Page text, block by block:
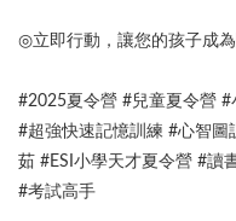
◎立即行動，讓您的孩子成
#2025夏令營 #兒童夏令營
#超強快速記憶訓練 #心智圖
茹 #ESI小學天才夏令營 #讀
#考試高手